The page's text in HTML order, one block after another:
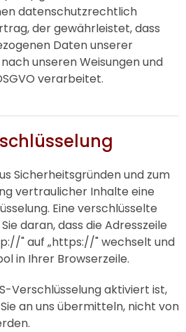
datenschutzrechtlich
der gewährleistet, dass
Daten unserer
unseren Weisungen und
verarbeitet.
Sicherheitsgründen und zum
vertraulicher Inhalte eine
Eine verschlüsselte
daran, dass die Adresszeile
" auf „https://" wechselt und
in Ihrer Browserzeile.
Verschlüsselung aktiviert ist,
an uns übermitteln, nicht von